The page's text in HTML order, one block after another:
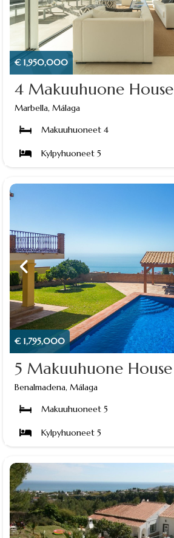
€ 1,950,000
4 Makuuhuone House
Marbella, Málaga
Makuuhuoneet 4
Kylpyhuoneet 5
€ 1,795,000
5 Makuuhuone House
Benalmadena, Málaga
Makuuhuoneet 5
Kylpyhuoneet 5